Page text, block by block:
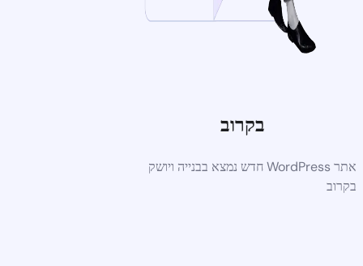
בקרוב
אתר WordPress חדש נמצא בבנייה ויושק
בקרוב